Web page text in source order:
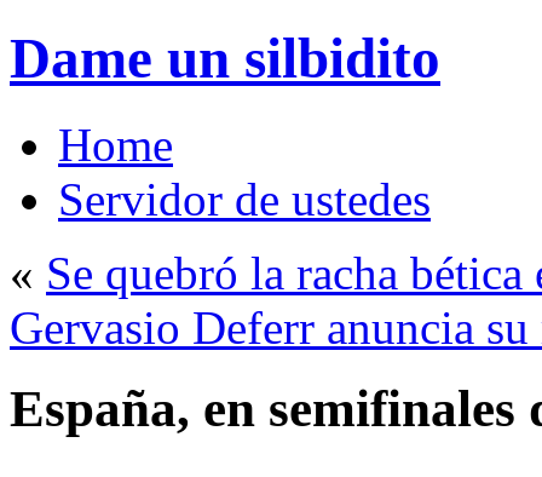
Dame un silbidito
Home
Servidor de ustedes
« Se quebró la racha
Gervasio Deferr anuncia su
España, en